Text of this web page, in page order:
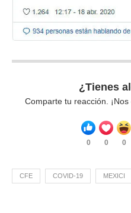
¿Tienes
Comparte tu reacción.
0 0 0
CFE COVID-19 MEXICI